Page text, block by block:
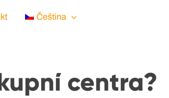
Čeština
centra?